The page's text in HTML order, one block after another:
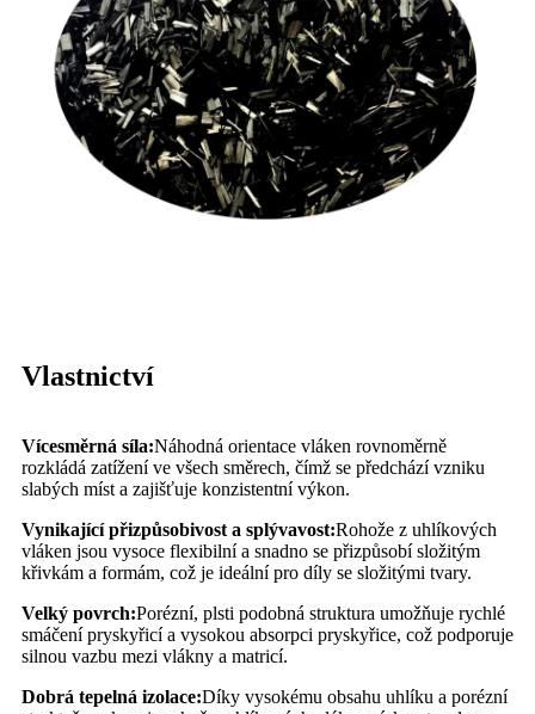
Vlastnictví
Vícesměrná síla:Náhodná orientace vláken rovnoměrně
rozkládá zatížení ve všech směrech, čímž se předchází vzniku
slabých míst a zajišťuje konzistentní výkon.
Vynikající přizpůsobivost a splývavost:Rohože z uhlíkových
vláken jsou vysoce flexibilní a snadno se přizpůsobí složitým
křivkám a formám, což je ideální pro díly se složitými tvary.
Velký povrch:Porézní, plsti podobná struktura umožňuje rychlé
smáčení pryskyřicí a vysokou absorpci pryskyřice, což podporuje
silnou vazbu mezi vlákny a matricí.
Dobrá tepelná izolace:Díky vysokému obsahu uhlíku a porézní